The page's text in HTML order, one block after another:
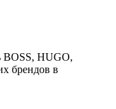
BOSS, HUGO,
брендов в